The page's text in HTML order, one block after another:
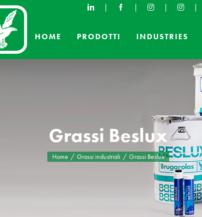
| | | |
HOME PRODOTTI INDUSTRIES
Grassi Beslux
Home Grassi industriali Grassi Beslux